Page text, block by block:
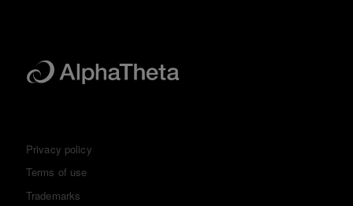
Privacy policy
Terms of use
Trademarks